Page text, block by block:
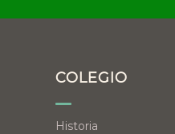
COLEGIO
Historia